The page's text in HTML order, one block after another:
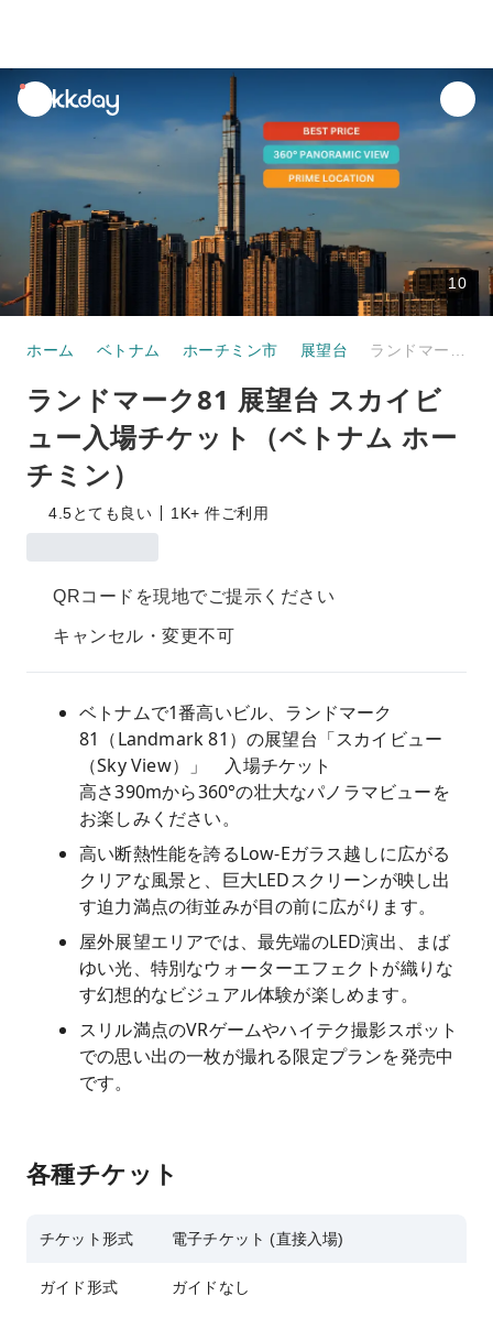
unread
notifications
10
ホーム ベトナム ホーチミン市 展望台
ランドマーク81 展望台 スカイビ
ュー入場チケット（ベトナム ホー
チミン）
4.5とても良い 1K+ 件ご利用
QRコードを現地でご提示ください
キャンセル・変更不可
ベトナムで1番高いビル、ランドマーク
81（Landmark 81）の展望台「スカイビュー
（Sky View）」 入場チケット
高さ390mから360°の壮大なパノラマビューを
お楽しみください。
高い断熱性能を誇るLow-Eガラス越しに広がる
クリアな風景と、巨大LEDスクリーンが映し出
す迫力満点の街並みが目の前に広がります。
屋外展望エリアでは、最先端のLED演出、まば
ゆい光、特別なウォーターエフェクトが織りな
す幻想的なビジュアル体験が楽しめます。
スリル満点のVRゲームやハイテク撮影スポット
での思い出の一枚が撮れる限定プランを発売中
です。
各種チケット
チケット形式 電子チケット (直接入場)
ガイド形式 ガイドなし